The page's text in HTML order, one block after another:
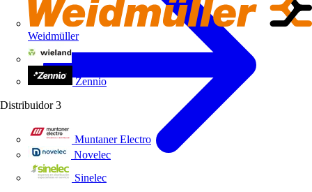
Weidmüller
Zennio
Distribuidor 3
Muntaner Electro
Novelec
Sinelec